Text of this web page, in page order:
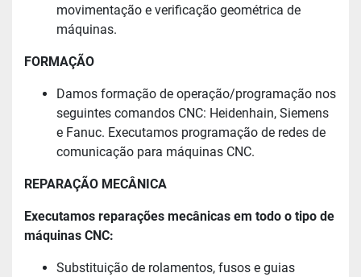
movimentação e verificação geométrica de
máquinas.
FORMAÇÃO
Damos formação de operação/programação nos
seguintes comandos CNC: Heidenhain, Siemens
e Fanuc. Executamos programação de redes de
comunicação para máquinas CNC.
REPARAÇÃO MECÂNICA
Executamos reparações mecânicas em todo o tipo de
máquinas CNC:
Substituição de rolamentos, fusos e guias